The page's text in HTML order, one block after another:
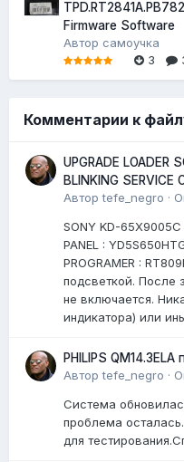
Firmware Software
Автор самоучка
3
Комментарии к
UPGRADE LOADER
BLINKING SERVICE
Авторtefe_negro ·
SONY KD-
PANEL :
PROGRAMER :
подсветкой. После
не включается.
индикатора) или
PHILIPS QM14.3ELA
Авторtefe_negro ·
Система
проблема
для